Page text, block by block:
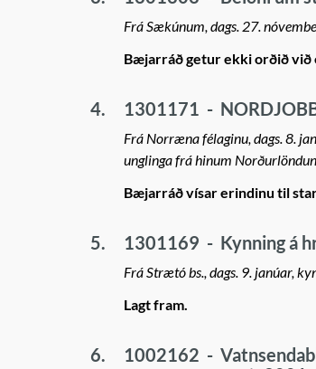
Frá Sækúnum, dags. 27.
Bæjarráð getur ekki orðið við
4. 1301171 -
Frá Norræna félaginu, dags. 8.
unglinga frá hinum
Bæjarráð vísar erindinu til
5. 1301169 - Kynning á
Frá Strætó bs., dags. 9. janúar,
Lagt fram.
6. 1002162 -